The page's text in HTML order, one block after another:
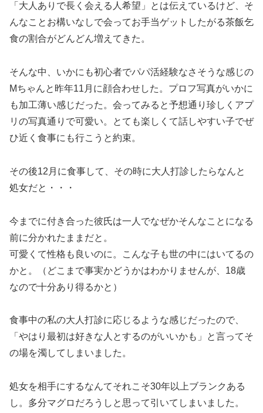
「大人ありで長く会える人希望」とは伝えているけど、そ
んなことお構いなしで会ってお手当ゲットしたがる茶飯乞
食の割合がどんどん増えてきた。
そんな中、いかにも初心者でパパ活経験なさそうな感じの
Mちゃんと昨年11月に顔合わせした。プロフ写真がいかに
も加工薄い感じだった。会ってみると予想通り珍しくアプ
リの写真通りで可愛い。とても楽しくて話しやすい子でぜ
ひ近く食事にも行こうと約束。
その後12月に食事して、その時に大人打診したらなんと
処女だと・・・
今までに付き合った彼氏は一人でなぜかそんなことになる
前に分かれたままだと。
可愛くて性格も良いのに。こんな子も世の中にはいてるの
かと。（どこまで事実かどうかはわかりませんが、18歳
なので十分あり得るかと）
食事中の私の大人打診に応じるような感じだったので、
「やはり最初は好きな人とするのがいいかも」と言ってそ
の場を濁してしまいました。
処女を相手にするなんてそれこそ30年以上ブランクある
し。多分マグロだろうしと思って引いてしまいました。